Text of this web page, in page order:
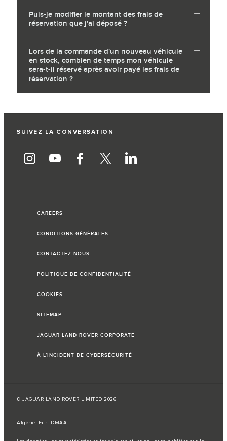
Puis-je modifier le montant des frais de
réservation que j'ai déposé ?
Lors de la commande d'un nouveau véhicule
en stock, combien de temps mon véhicule
sera-t-il réservé après avoir payé les frais de
réservation ?
SUIVEZ LA CONVERSATION
CAREERS
CONDITIONS GÉNÉRALES
CONTACTEZ-NOUS
POLITIQUE DE CONFIDENTIALITÉ
COOKIES
SITEMAP
JAGUAR LAND ROVER CORPORATE
À L’INCIDENT DE CYBERSÉCURITÉ
© JAGUAR LAND ROVER LIMITED 2026
Algérie, Eurl DMAA